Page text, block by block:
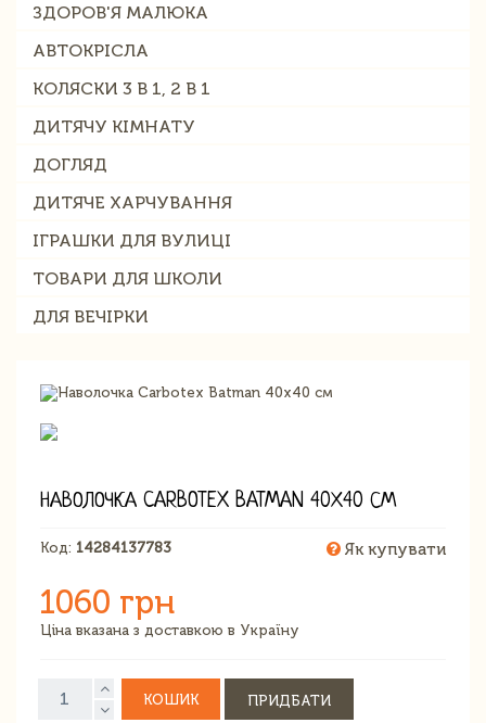
ЗДОРОВ'Я МАЛЮКА
АВТОКРІСЛА
КОЛЯСКИ 3 В 1, 2 В 1
ДИТЯЧУ КІМНАТУ
ДОГЛЯД
ДИТЯЧЕ ХАРЧУВАННЯ
ІГРАШКИ ДЛЯ ВУЛИЦІ
ТОВАРИ ДЛЯ ШКОЛИ
ДЛЯ ВЕЧІРКИ
НАВОЛОЧКА CARBOTEX BATMAN 40Х40 СМ
Код: 14284137783 Як купувати
1060 грн
Ціна вказана з доставкою в Україну
КОШИК ПРИДБАТИ